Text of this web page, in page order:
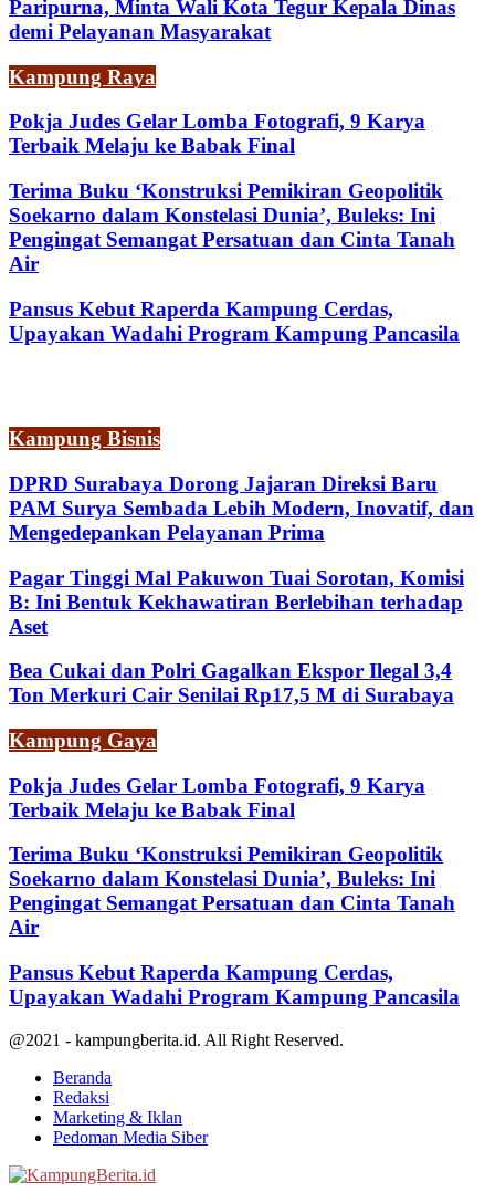
Paripurna, Minta Wali Kota Tegur Kepala Dinas
demi Pelayanan Masyarakat
Kampung Raya
Pokja Judes Gelar Lomba Fotografi, 9 Karya
Terbaik Melaju ke Babak Final
Terima Buku ‘Konstruksi Pemikiran Geopolitik
Soekarno dalam Konstelasi Dunia’, Buleks: Ini
Pengingat Semangat Persatuan dan Cinta Tanah
Air
Pansus Kebut Raperda Kampung Cerdas,
Upayakan Wadahi Program Kampung Pancasila
Kampung Bisnis
DPRD Surabaya Dorong Jajaran Direksi Baru
PAM Surya Sembada Lebih Modern, Inovatif, dan
Mengedepankan Pelayanan Prima
Pagar Tinggi Mal Pakuwon Tuai Sorotan, Komisi
B: Ini Bentuk Kekhawatiran Berlebihan terhadap
Aset
Bea Cukai dan Polri Gagalkan Ekspor Ilegal 3,4
Ton Merkuri Cair Senilai Rp17,5 M di Surabaya
Kampung Gaya
Pokja Judes Gelar Lomba Fotografi, 9 Karya
Terbaik Melaju ke Babak Final
Terima Buku ‘Konstruksi Pemikiran Geopolitik
Soekarno dalam Konstelasi Dunia’, Buleks: Ini
Pengingat Semangat Persatuan dan Cinta Tanah
Air
Pansus Kebut Raperda Kampung Cerdas,
Upayakan Wadahi Program Kampung Pancasila
@2021 - kampungberita.id. All Right Reserved.
Beranda
Redaksi
Marketing & Iklan
Pedoman Media Siber